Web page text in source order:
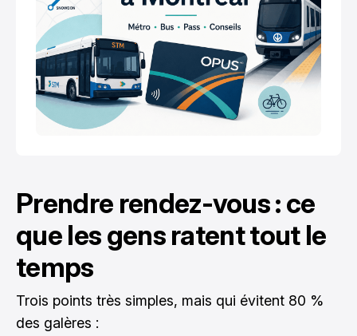
Prendre rendez-vous : ce
que les gens ratent tout le
temps
Trois points très simples, mais qui évitent 80 %
des galères :